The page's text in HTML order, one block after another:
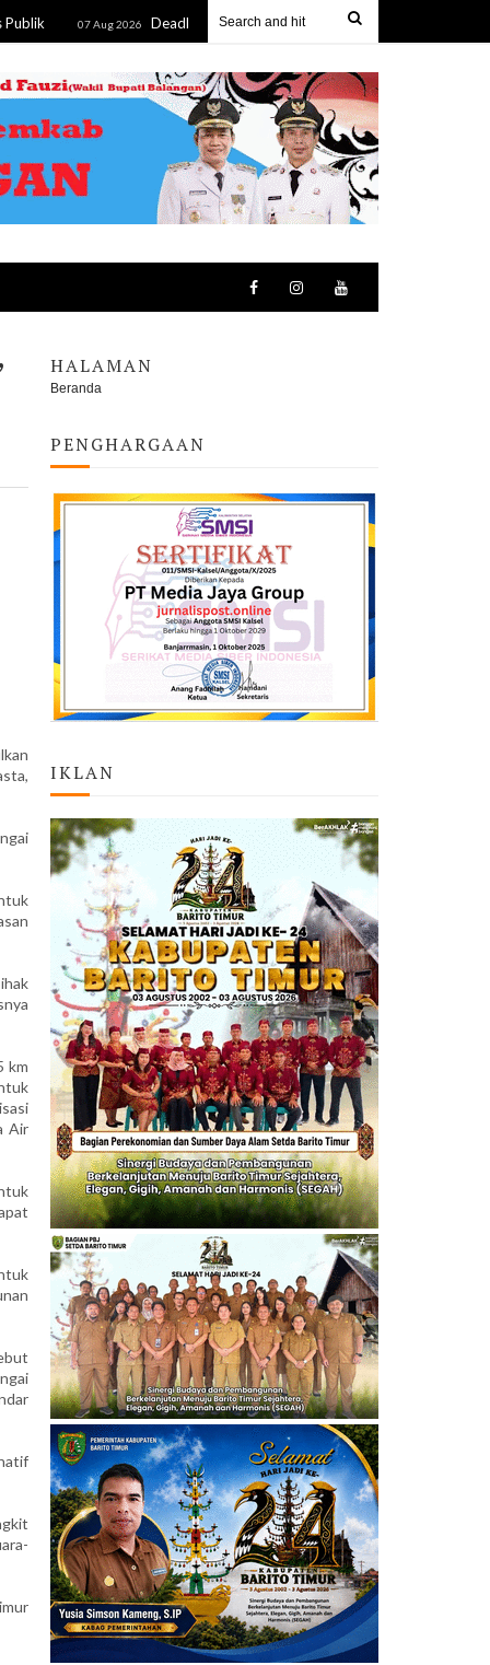
07 Aug 2026 Deadlock! Mediasi Keempat Sengketa Lahan Yupelis-PT
km
Air
HALAMAN
Beranda
PENGHARGAAN
IKLAN